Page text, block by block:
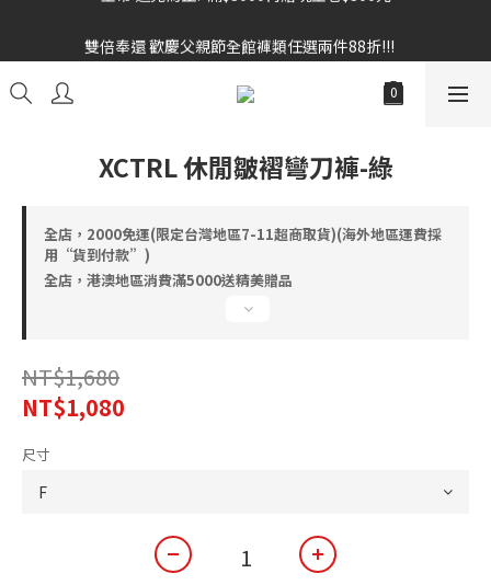
XCTRL 休閒皺褶彎刀褲-綠
全店，2000免運(限定台灣地區7-11超商取貨)(海外地區運費採
用“貨到付款”)
全店，港澳地區消費滿5000送精美贈品
NT$1,680
NT$1,080
尺寸